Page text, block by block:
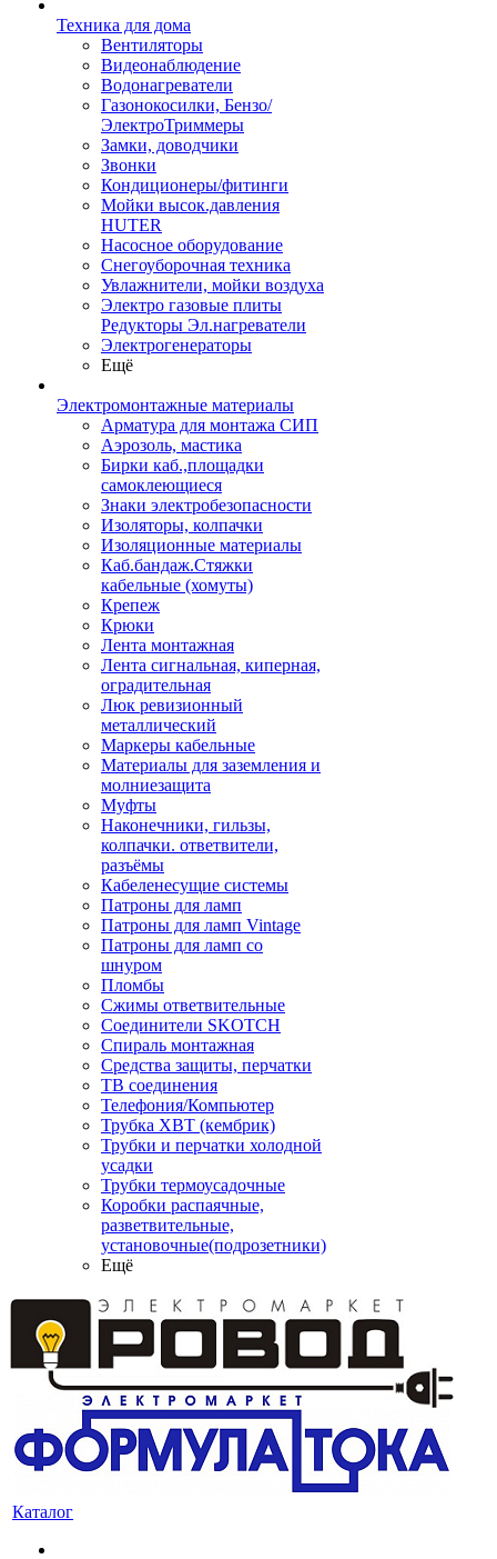
Техника для дома
Вентиляторы
Видеонаблюдение
Водонагреватели
Газонокосилки, Бензо/
ЭлектроТриммеры
Замки, доводчики
Звонки
Кондиционеры/фитинги
Мойки высок.давления
HUTER
Насосное оборудование
Снегоуборочная техника
Увлажнители, мойки воздуха
Электро газовые плиты
Редукторы Эл.нагреватели
Электрогенераторы
Ещё
Электромонтажные материалы
Арматура для монтажа СИП
Аэрозоль, мастика
Бирки каб.,площадки
самоклеющиеся
Знаки электробезопасности
Изоляторы, колпачки
Изоляционные материалы
Каб.бандаж.Стяжки
кабельные (хомуты)
Крепеж
Крюки
Лента монтажная
Лента сигнальная, киперная,
оградительная
Люк ревизионный
металлический
Маркеры кабельные
Материалы для заземления и
молниезащита
Муфты
Наконечники, гильзы,
колпачки. ответвители,
разъёмы
Кабеленесущие системы
Патроны для ламп
Патроны для ламп Vintage
Патроны для ламп со
шнуром
Пломбы
Сжимы ответвительные
Соединители SKOTCH
Спираль монтажная
Средства защиты, перчатки
ТВ соединения
Телефония/Компьютер
Трубка ХВТ (кембрик)
Трубки и перчатки холодной
усадки
Трубки термоусадочные
Коробки распаячные,
разветвительные,
установочные(подрозетники)
Ещё
Каталог